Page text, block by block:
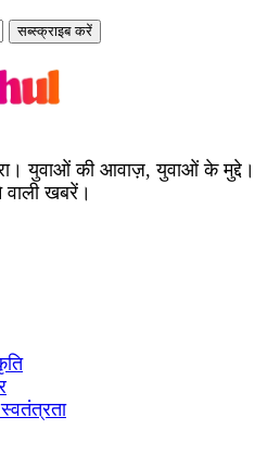
सब्स्क्राइब करें
युवाओं की आवाज़, युवाओं के मुद्दे।
खबरें।